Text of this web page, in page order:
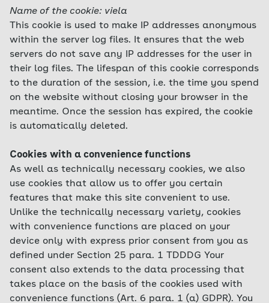
Name of the cookie: viela
This cookie is used to make IP addresses anonymous
within the server log files. It ensures that the web
servers do not save any IP addresses for the user in
their log files. The lifespan of this cookie corresponds
to the duration of the session, i.e. the time you spend
on the website without closing your browser in the
meantime. Once the session has expired, the cookie
is automatically deleted.
Cookies with a convenience functions
As well as technically necessary cookies, we also
use cookies that allow us to offer you certain
features that make this site convenient to use.
Unlike the technically necessary variety, cookies
with convenience functions are placed on your
device only with express prior consent from you as
defined under Section 25 para. 1 TDDDG Your
consent also extends to the data processing that
takes place on the basis of the cookies used with
convenience functions (Art. 6 para. 1 (a) GDPR). You